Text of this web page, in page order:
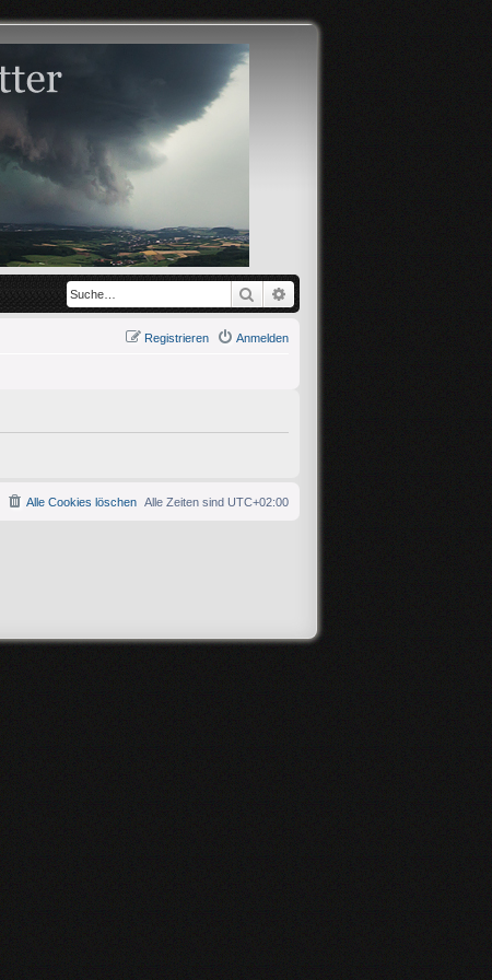
Suche
Anmelden
Registrieren
Alle Zeiten sind UTC+02:00
Alle Cookies löschen